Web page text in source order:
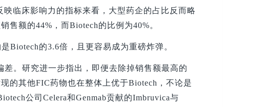
临床影响力的指标来看，大型药企的占比反而略
额的44%，而Biotech的比例为40%。
Biotech的3.6倍，且更容易成为重磅炸弹。
。研究进一步指出，即便去除掉销售额最高的
的其他FIC药物也在整体上优于Biotech，不论是
公司Celera和Genmab贡献的Imbruvica与